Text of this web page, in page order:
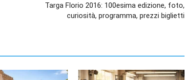
Targa Florio 2016: 100esima edizione, foto,
curiosità, programma, prezzi biglietti